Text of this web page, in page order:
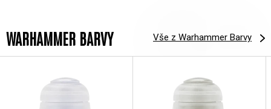
WARHAMMER BARVY Vše z Warhammer Barvy